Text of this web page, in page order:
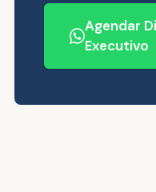
Agendar
Executivo